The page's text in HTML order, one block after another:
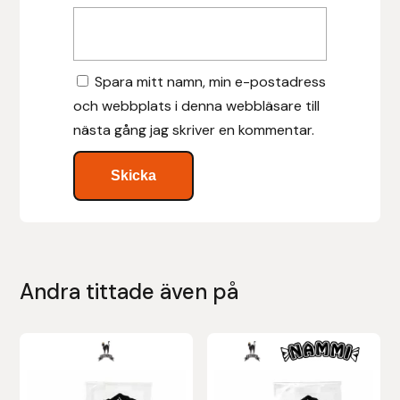
Spara mitt namn, min e-postadress
och webbplats i denna webbläsare till
nästa gång jag skriver en kommentar.
Andra tittade även på